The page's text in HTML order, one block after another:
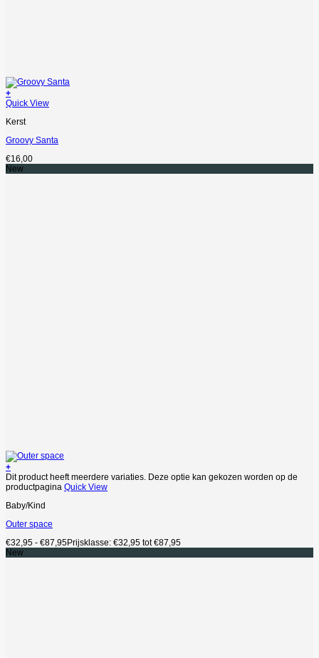
+
Quick View
Kerst
Groovy Santa
€16,00
New
+
Dit product heeft meerdere variaties. Deze optie kan gekozen worden op de
productpagina Quick View
Baby/Kind
Outer space
€32,95 - €87,95Prijsklasse: €32,95 tot €87,95
New